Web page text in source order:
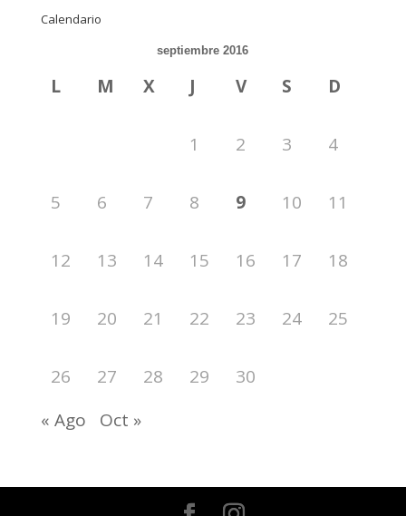
Calendario
septiembre 2016
L M X J V S D
1 2 3 4
5 6 7 8 9 10 11
12 13 14 15 16 17 18
19 20 21 22 23 24 25
26 27 28 29
30
« Ago
Oct »